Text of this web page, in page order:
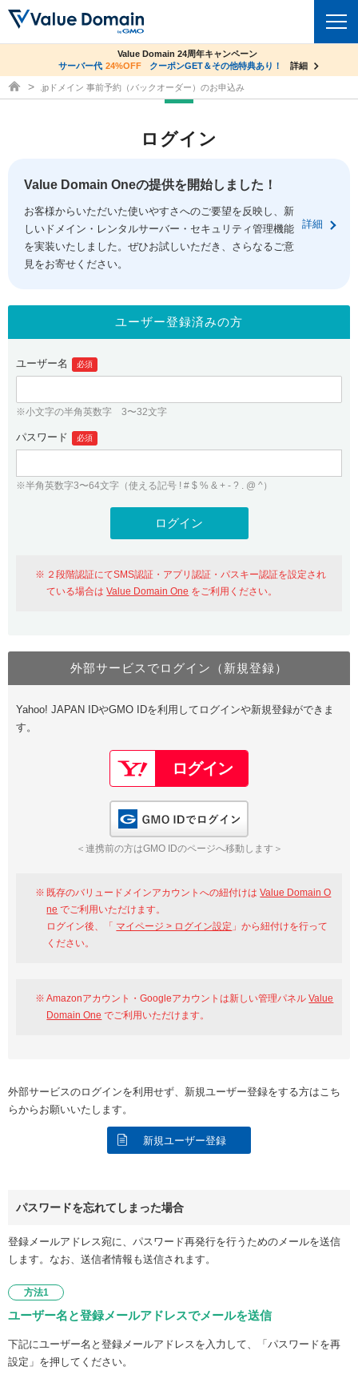
ドメイントップ
ドメイン移管
ドメイン価格一覧
ドメイン一括検索
.jpドメインオークション
gTLDオークション NEW!
.jpドメインバックオーダー
プレミアムドメイン
人気ドメインの種類
WHOIS検索
コアサーバー
バリューサーバー
XREA
セキュリティトップ
Value Domain ネットde診断
SSL証明書
サービストップ
お得意様割引
紹介制度
バリュードメインAPI
ドメイン・ホスティングOEM
facebook
ログイン
従来のバリュードメインをご利用希望の方
Value Domainにログイン
おすすめ One レンタルサーバーを含む最新の機能を使う方
Value Domain Oneにログイン
Google
GMO ID Amazon
※AmazonはValue Domain Oneのログイン画面へ遷移します
ユーザー登録
Value Domain Oneアカウント作成
以下でも登録可能
Google Yahoo!
GMO ID
co.jpドメイン✕コアサーバーV2ビジネス応援キャンペーン
サーバー料金1年間無料
詳細
Value Domain 24周年キャンペーン
サーバー代 24%OFF クーポンGET＆その他特典あり！ 詳細
ドメイン取得ならバリュードメイン
.jpドメイン 事前予約（バックオーダー）のお申込み
ログイン
Value Domain Oneの提供を開始しました！
お客様からいただいた使いやすさへのご要望を反映し、新
しいドメイン・レンタルサーバー・セキュリティ管理機能
を実装いたしました。ぜひお試しいただき、さらなるご意
見をお寄せください。
詳細
ユーザー登録済みの方
ユーザー名 必須
※小文字の半角英数字 3〜32文字
パスワード 必須
※半角英数字3〜64文字（使える記号 ! # $ % & + - ? . @ ^）
２段階認証にてSMS認証・アプリ認証・パスキー認証を設定され
ている場合はValue Domain One をご利用ください。
外部サービスでログイン（新規登録）
Yahoo! JAPAN IDやGMO IDを利用してログインや新規登録ができま
す。
＜連携前の方はGMO IDのページへ移動します＞
既存のバリュードメインアカウントへの紐付けはValue Domain O
ne でご利用いただけます。
ログイン後、「 マイページ > ログイン設定 」から紐付けを行って
ください。
Amazonアカウント・Googleアカウントは新しい管理パネルValue
Domain One でご利用いただけます。
外部サービスのログインを利用せず、新規ユーザー登録をする方はこち
らからお願いいたします。
新規ユーザー登録
パスワードを忘れてしまった場合
登録メールアドレス宛に、パスワード再発行を行うためのメールを送信
します。なお、送信者情報も送信されます。
方法1
ユーザー名と登録メールアドレスでメールを送信
下記にユーザー名と登録メールアドレスを入力して、「パスワードを再
設定」を押してください。